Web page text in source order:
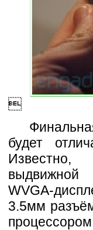

будет
Известно,
выдвижной
WVGA-
3.5мм